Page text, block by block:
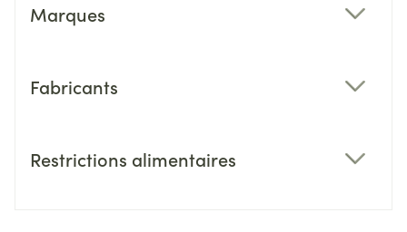
Marques
Fabricants
Restrictions alimentaires